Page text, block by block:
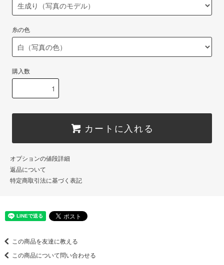
糸の色
購入数
カートに入れる
オプションの値段詳細
返品について
特定商取引法に基づく表記
この商品を友達に教える
この商品について問い合わせる